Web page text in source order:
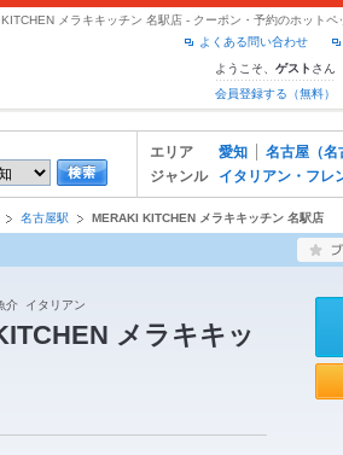
メラキキッチン 名駅店 - クーポン・予約のホットペ
よくある問い合わせ
ようこそ、 ゲスト さん
会員登録する（無料）
エリア 愛知
名古屋（名
ジャンル
イタリアン・フレ
名古屋駅 MERAKI KITCHEN メラキキッチン 名駅店
イタリアン
メラキキッ